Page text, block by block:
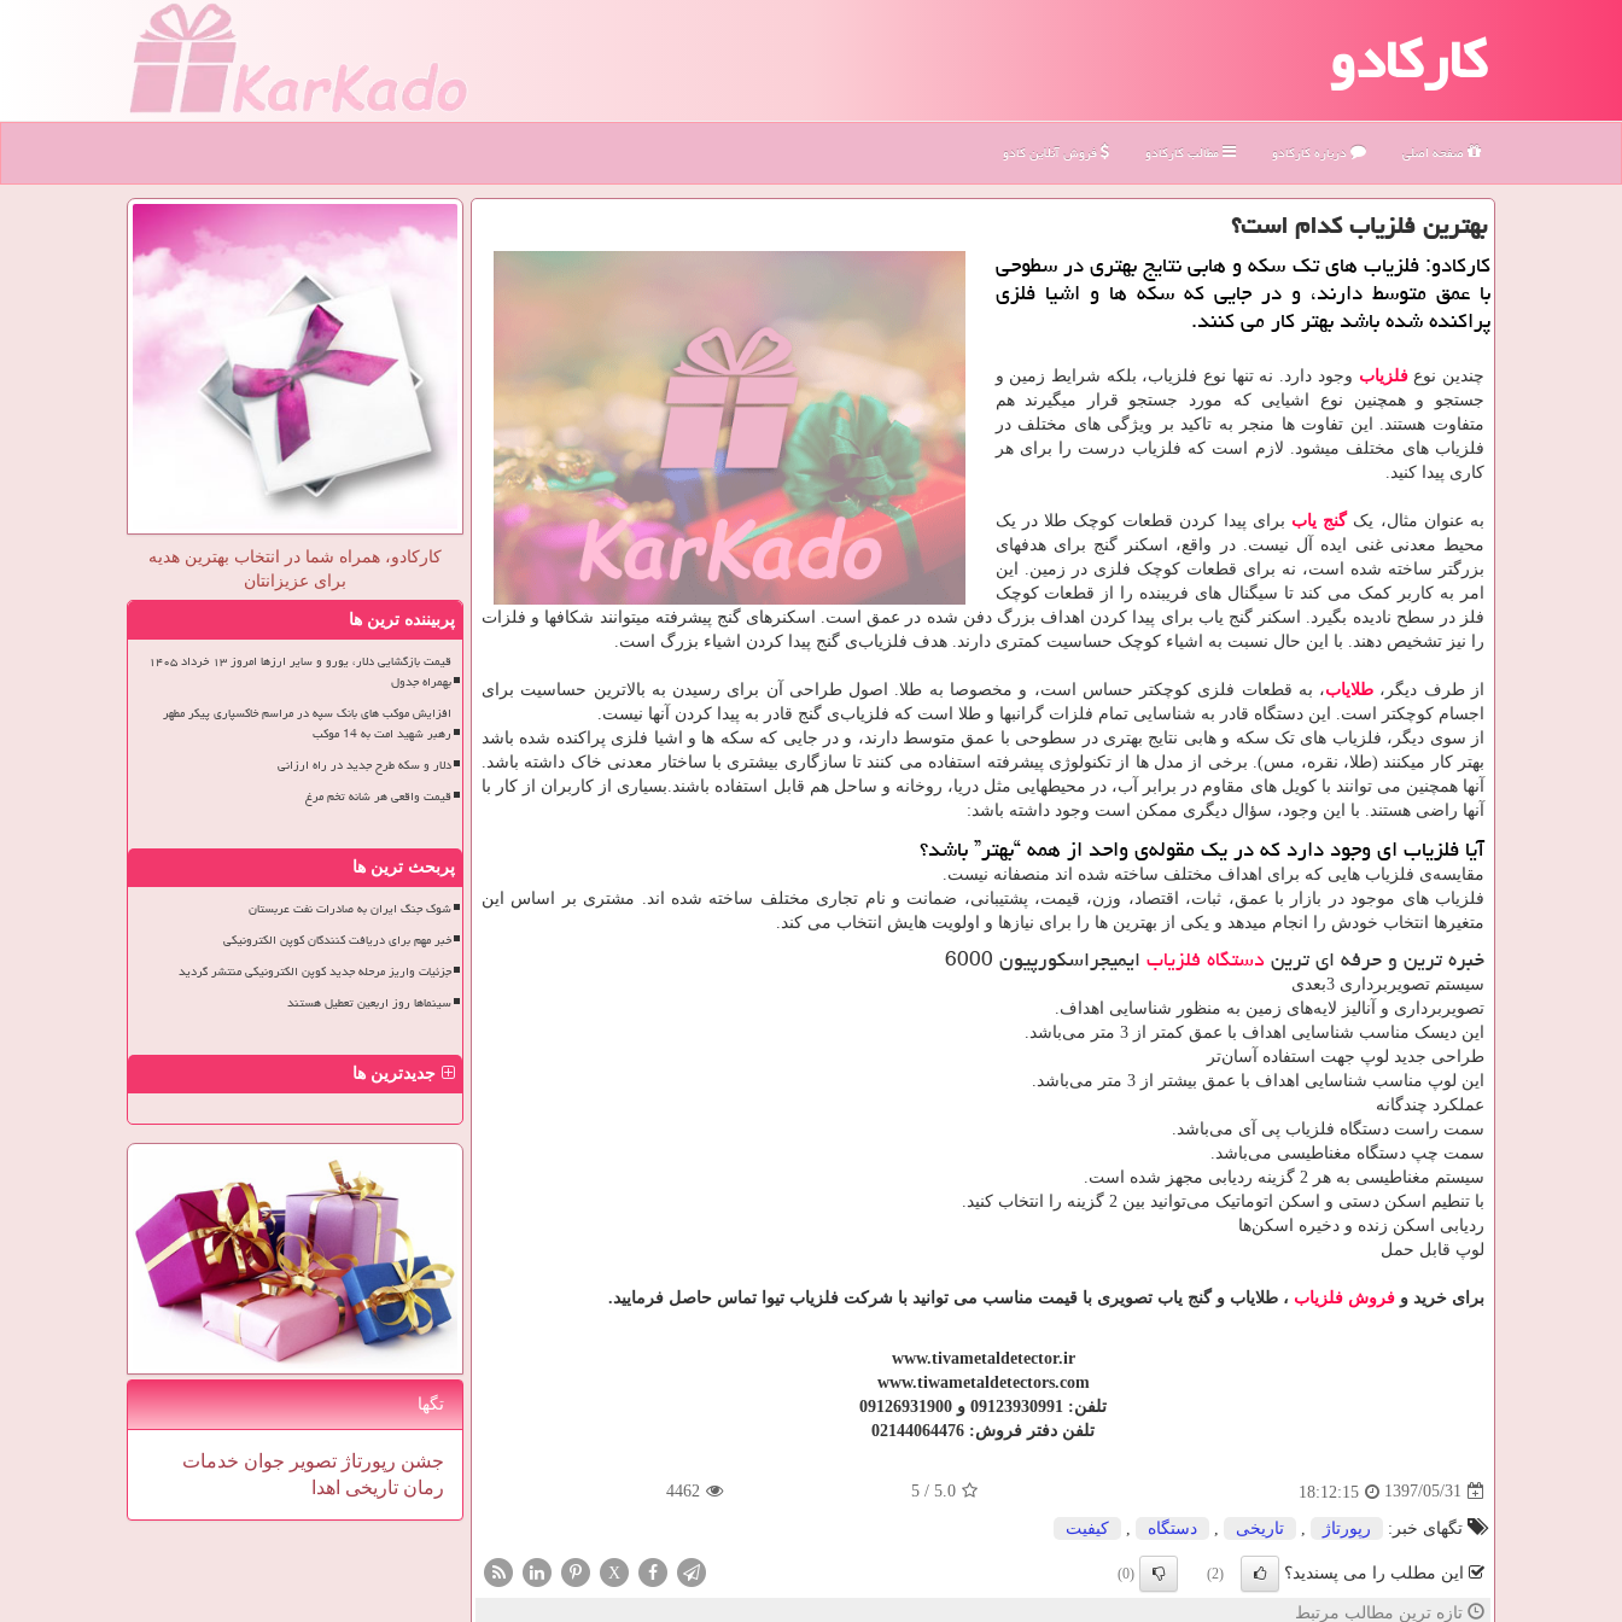
کارکادو
صفحه اصلی درباره كاركادو مطالب كاركادو فروش آنلاین کادو
بهترین فلزیاب كدام است؟
كاركادو: فلزیاب های تك سكه و هابی نتایج بهتری در سطوحی
با عمق متوسط دارند، و در جایی كه سكه ها و اشیا فلزی
پراكنده شده باشد بهتر كار می كنند.
چندین نوعفلزیاب وجود دارد. نه تنها نوع فلزیاب، بلکه شرایط زمین و
جستجو و همچنین نوع اشیایی که مورد جستجو قرار میگیرند هم
متفاوت هستند. این تفاوت ها منجر به تاکید بر ویژگی های مختلف در
فلزیاب های مختلف میشود. لازم است که فلزیاب‌ درست را برای هر
کاری پیدا کنید.
به عنوان مثال، یکگنج یاب برای پیدا کردن قطعات کوچک طلا در یک
محیط معدنی غنی ایده آل نیست. در واقع، اسکنر گنج برای هدفهای
بزرگتر ساخته شده است، نه برای قطعات کوچک فلزی در زمین. این
امر به کاربر کمک می کند تا سیگنال های فریبنده را از قطعات کوچک
فلز در سطح نادیده بگیرد. اسکنر گنج یاب برای پیدا کردن اهداف بزرگ دفن شده در عمق است. اسکنرهای گنج پیشرفته میتوانند شکافها و فلزات
را نیز تشخیص دهند. با این حال نسبت به اشیاء کوچک حساسیت کمتری دارند. هدف فلزیاب‌ی گنج پیدا کردن اشیاء بزرگ است.
از طرف دیگر، طلایاب، به قطعات فلزی کوچکتر حساس است، و مخصوصا به طلا. اصول طراحی آن برای رسیدن به بالاترین حساسیت برای
اجسام کوچکتر است. این دستگاه قادر به شناسایی تمام فلزات گرانبها و طلا است که فلزیاب‌ی گنج قادر به پیدا کردن آنها نیست.
از سوی دیگر، فلزیاب های تک سکه و هابی نتایج بهتری در سطوحی با عمق متوسط دارند، و در جایی که سکه ها و اشیا فلزی پراکنده شده باشد
بهتر کار میکنند (طلا، نقره، مس). برخی از مدل ها از تکنولوژی پیشرفته استفاده می کنند تا سازگاری بیشتری با ساختار معدنی خاک داشته باشد.
آنها همچنین می توانند با کویل های مقاوم در برابر آب، در محیطهایی مثل دریا، روخانه و ساحل هم قابل استفاده باشند.بسیاری از کاربران از کار با
آنها راضی هستند. با این وجود، سؤال دیگری ممکن است وجود داشته باشد:
آیا فلزیاب ای وجود دارد که در یک مقوله‌ی واحد از همه “بهتر” باشد؟
مقایسه‌ی فلزیاب هایی که برای اهداف مختلف ساخته شده اند منصفانه نیست.
فلزیاب های موجود در بازار با عمق، ثبات، اقتصاد، وزن، قیمت، پشتیبانی، ضمانت و نام تجاری مختلف ساخته شده اند. مشتری بر اساس این
متغیرها انتخاب خودش را انجام میدهد و یکی از بهترین ها را برای نیازها و اولویت هایش انتخاب می کند.
خبره ترین و حرفه ای تریندستگاه فلزیابایمیجراسکورپیون 6000
سیستم تصویربرداری 3بعدی
تصویربرداری و آنالیز لایه‌های زمین به منظور شناسایی اهداف.
این دیسک مناسب شناسایی اهداف با عمق کمتر از 3 متر می‌باشد.
طراحی جدید لوپ جهت استفاده آسان‌تر
این لوپ مناسب شناسایی اهداف با عمق بیشتر از 3 متر می‌باشد.
عملکرد چندگانه
سمت راست دستگاه فلزیاب پی آی می‌باشد.
سمت چپ دستگاه مغناطیسی می‌باشد.
سیستم مغناطیسی به هر 2 گزینه ردیابی مجهز شده است.
با تنطیم اسکن دستی و اسکن اتوماتیک می‌توانید بین 2 گزینه را انتخاب کنید.
ردیابی اسکن زنده و دخیره اسکن‌ها
لوپ قابل حمل
برای خرید و فروش فلزیاب ، طلایاب و گنج یاب تصویری با قیمت مناسب می توانید با شرکت فلزیاب تیوا تماس حاصل فرمایید.
www.tivametaldetector.ir
www.tiwametaldetectors.com
تلفن: 09123930991 و 09126931900
تلفن دفتر فروش: 02144064476
1397/05/31
18:12:15
5.0
/
5
4462
تگهای خبر: رپورتاژ تاریخی دستگاه كیفیت
این مطلب را می پسندید؟ (2)
(0)
X
تازه ترین مطالب مرتبط
کارکادو، همراه شما در انتخاب بهترین هدیه
برای عزیزانتان
پربیننده ترین ها
قیمت بازگشایی دلار، یورو و سایر ارزها امروز ۱۳ خرداد ۱۴۰۵
بهمراه جدول
افزایش موکب های بانک سپه در مراسم خاکسپاری پیکر مطهر
رهبر شهید امت به 14 موکب
دلار و سکه طرح جدید در راه ارزانی
قیمت واقعی هر شانه تخم مرغ
پربحث ترین ها
شوک جنگ ایران به صادرات نفت عربستان
خبر مهم برای دریافت کنندگان کوپن الکترونیکی
جزئیات واریز مرحله جدید کوپن الکترونیکی منتشر گردید
سینماها روز اربعین تعطیل هستند
جدیدترین ها
تگها
جشن رپورتاژ تصویر جوان خدمات
رمان تاریخی اهدا